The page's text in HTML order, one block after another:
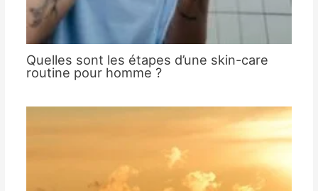
Quelles sont les étapes d’une skin-care
routine pour homme ?